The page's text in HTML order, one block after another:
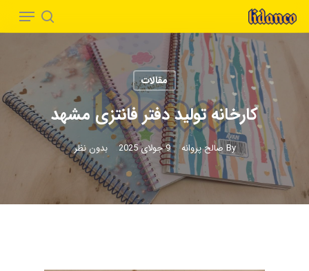
search
Menu
مقالات
کارخانه تولید دفتر فانتزی مشهد
Byصالح پروانه 9 جولای 2025 بدون نظر
Close
Menu